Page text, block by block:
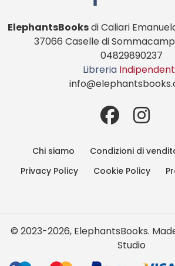
ElephantsBooksdi Caliari
37066 Caselle di
04829890237
Libreria
Chi siamo
Condizioni di
Privacy Policy
Cookie Policy
© 2023-2026, ElephantsBooks.
Studio